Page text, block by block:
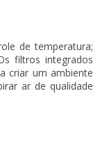
de temperatura;
filtros integrados
criar um ambiente
ar de qualidade